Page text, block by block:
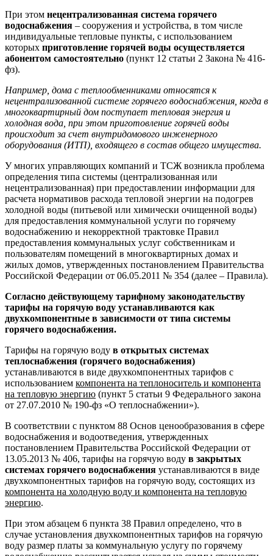
При этом нецентрализованная система горячего
водоснабжения – сооружения и устройства, в том числе
индивидуальные тепловые пункты, с использованием
которых приготовление горячей воды осуществляется
абонентом самостоятельно (пункт 12 статьи 2 Закона № 416-
фз).
Например, дома с теплообменниками относятся к
нецентрализованной системе горячего водоснабжения, когда в
многоквартирный дом поступает тепловая энергия и
холодная вода, при этом приготовление горячей воды
происходит за счет внутридомового инженерного
оборудования (ИТП), входящего в состав общего имущества.
У многих управляющих компаний и ТСЖ возникла проблема
определения типа системы (централизованная или
нецентрализованная) при предоставлении информации для
расчета нормативов расхода тепловой энергии на подогрев
холодной воды (питьевой или химически очищенной воды)
для предоставления коммунальной услуги по горячему
водоснабжению и некорректной трактовке Правил
предоставления коммунальных услуг собственникам и
пользователям помещений в многоквартирных домах и
жилых домов, утвержденных постановлением Правительства
Российской Федерации от 06.05.2011 № 354 (далее – Правила).
Согласно действующему тарифному законодательству
тарифы на горячую воду устанавливаются как
двухкомпонентные в зависимости от типа системы
горячего водоснабжения.
Тарифы на горячую воду в открытых системах
теплоснабжения (горячего водоснабжения)
устанавливаются в виде двухкомпонентных тарифов с
использованием компонента на теплоноситель и компонента
на тепловую энергию (пункт 5 статьи 9 Федерального закона
от 27.07.2010 № 190-фз «О теплоснабжении»).
В соответствии с пунктом 88 Основ ценообразования в сфере
водоснабжения и водоотведения, утвержденных
постановлением Правительства Российской Федерации от
13.05.2013 № 406, тарифы на горячую воду в закрытых
системах горячего водоснабжения устанавливаются в виде
двухкомпонентных тарифов на горячую воду, состоящих из
компонента на холодную воду и компонента на тепловую
энергию.
При этом абзацем 6 пункта 38 Правил определено, что в
случае установления двухкомпонентных тарифов на горячую
воду размер платы за коммунальную услугу по горячему